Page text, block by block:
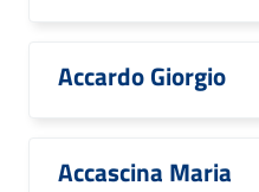
Accardo Giorgio
Accascina Maria